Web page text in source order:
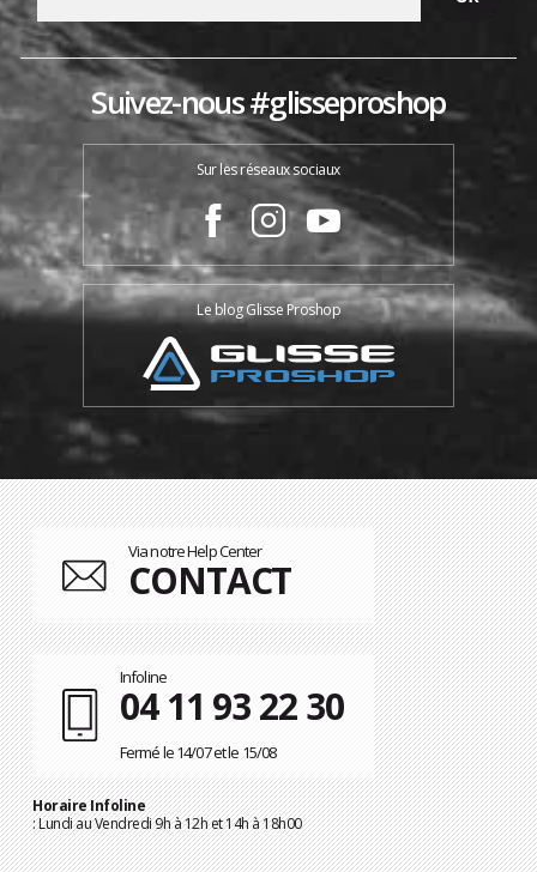
Suivez-nous #glisseproshop
Sur les réseaux sociaux
Le blog Glisse Proshop
Via notre Help Center
CONTACT
Infoline
04 11 93 22 30
Fermé le 14/07 et le 15/08
Horaire Infoline
: Lundi au Vendredi 9h à 12h et 14h à 18h00